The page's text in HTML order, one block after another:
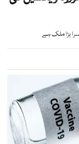
بڑا ملک ہے